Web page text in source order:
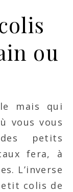
ou
mais qui
vous vous
petits
fera, à
L’inverse
colis de